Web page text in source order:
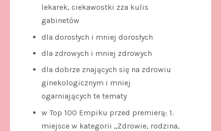
lekarek, ciekawostki zza kulis
gabinetów
dla dorosłych i mniej dorosłych
dla zdrowych i mniej zdrowych
dla dobrze znających się na zdrowiu
ginekologicznym i mniej
ogarniających te tematy
w Top 100 Empiku przed premierą: 1.
miejsce w kategorii „Zdrowie, rodzina,